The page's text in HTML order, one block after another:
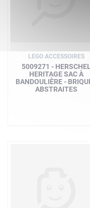
LEGO ACCESSOIRES
5009271 - HERSCHEL
HERITAGE SAC À
BANDOULIÈRE -
ABSTRAITES